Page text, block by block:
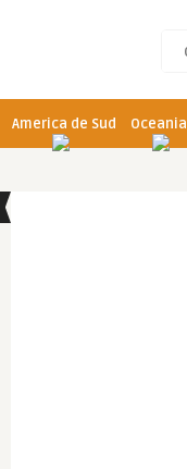
America de Sud Oceania